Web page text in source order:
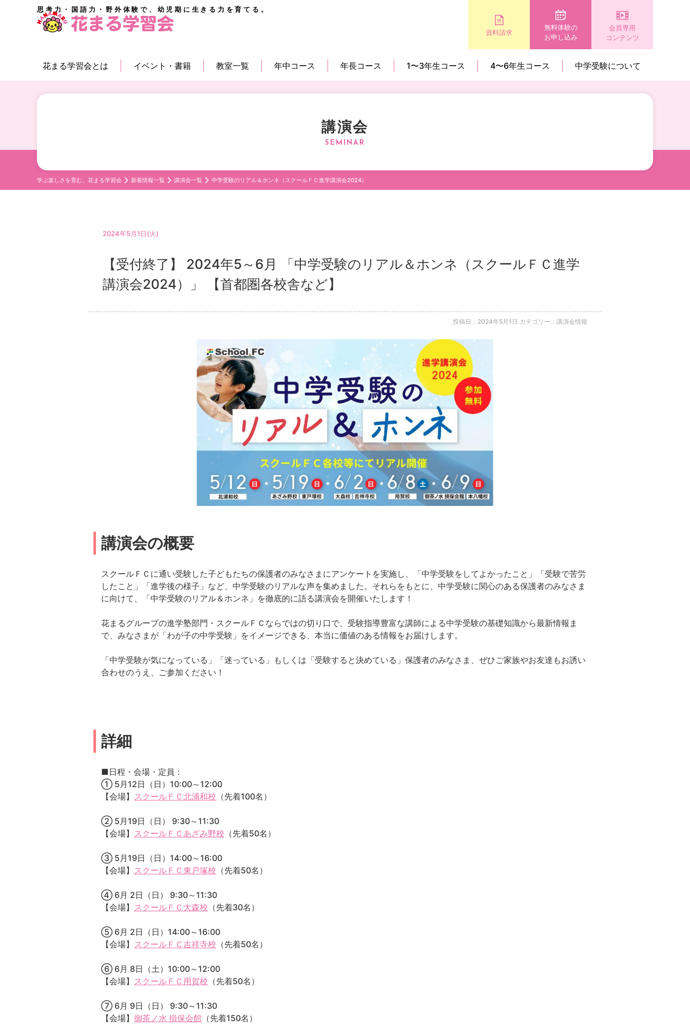
思考力・国語力・野外体験で、幼児期に生きる力を育てる。
資料請求
無料体験の
お申し込み
会員専用
コンテンツ
花まる学習会とは イベント・書籍 教室一覧 年中コース 年長コース 1〜3年生コース 4〜6年生コース 中学受験について
講演会
学ぶ楽しさを育む。花まる学習会 新着情報一覧 講演会一覧 中学受験のリアル＆ホンネ（スクールＦＣ進学講演会2024）
2024年5月1日(火)
【受付終了】 2024年5～6月 「中学受験のリアル＆ホンネ（スクールＦＣ進学
講演会2024）」 【首都圏各校舎など】
投稿日：2024年5月1日 カテゴリー：講演会情報
講演会の概要
スクールＦＣに通い受験した子どもたちの保護者のみなさまにアンケートを実施し、「中学受験をしてよかったこと」「受験で苦労
したこと」「進学後の様子」など、中学受験のリアルな声を集めました。それらをもとに、中学受験に関心のある保護者のみなさま
に向けて、「中学受験のリアル＆ホンネ」を徹底的に語る講演会を開催いたします！
花まるグループの進学塾部門・スクールＦＣならではの切り口で、受験指導豊富な講師による中学受験の基礎知識から最新情報ま
で、みなさまが「わが子の中学受験」をイメージできる、本当に価値のある情報をお届けします。
「中学受験が気になっている」「迷っている」もしくは「受験すると決めている」保護者のみなさま、ぜひご家族やお友達もお誘い
合わせのうえ、ご参加ください！
詳細
■日程・会場・定員：
① 5月12日（日）10:00～12:00
【会場】 スクールＦＣ北浦和校 （先着100名）
② 5月19日（日） 9:30～11:30
【会場】 スクールＦＣあざみ野校 （先着50名）
③ 5月19日（日）14:00～16:00
【会場】 スクールＦＣ東戸塚校 （先着50名）
④ 6月 2日（日） 9:30～11:30
【会場】 スクールＦＣ大森校 （先着30名）
⑤ 6月 2日（日）14:00～16:00
【会場】 スクールＦＣ吉祥寺校 （先着50名）
⑥ 6月 8日（土）10:00～12:00
【会場】 スクールＦＣ用賀校 （先着50名）
⑦ 6月 9日（日） 9:30～11:30
【会場】 御茶ノ水 損保会館 （先着150名）